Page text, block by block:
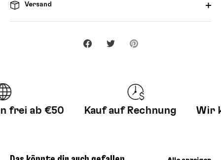
Versand
Teilen TwitternPinnen
ab €50 Kauf auf Rechnung Wir